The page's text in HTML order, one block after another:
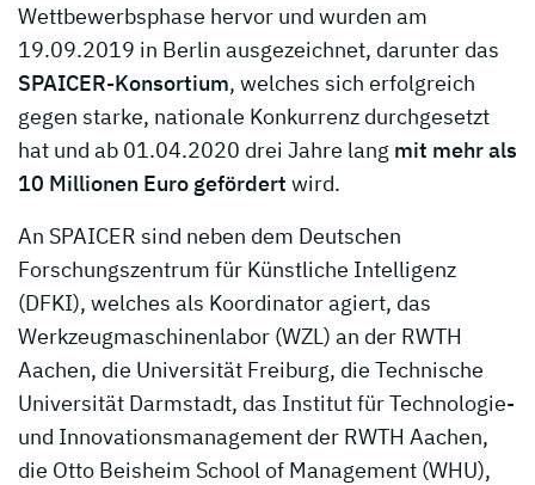
Wettbewerbsphase hervor und wurden am
19.09.2019 in Berlin ausgezeichnet, darunter das
SPAICER-Konsortium, welches sich erfolgreich
gegen starke, nationale Konkurrenz durchgesetzt
hat und ab 01.04.2020 drei Jahre lang mit mehr als
10 Millionen Euro gefördert wird.
An SPAICER sind neben dem Deutschen
Forschungszentrum für Künstliche Intelligenz
(DFKI), welches als Koordinator agiert, das
Werkzeugmaschinenlabor (WZL) an der RWTH
Aachen, die Universität Freiburg, die Technische
Universität Darmstadt, das Institut für Technologie-
und Innovationsmanagement der RWTH Aachen,
die Otto Beisheim School of Management (WHU),